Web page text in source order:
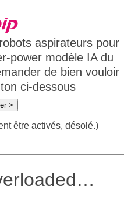
aspirateurs pour
power modèle IA du
de bien vouloir
ci-dessous
>
être activés, désolé.)